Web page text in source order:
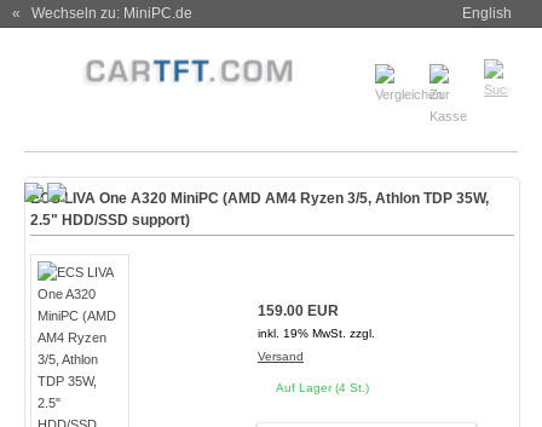
« Wechseln zu: MiniPC.de English
ECS LIVA One A320 MiniPC (AMD AM4 Ryzen 3/5, Athlon TDP 35W,
2.5" HDD/SSD support)
159.00 EUR
inkl. 19% MwSt. zzgl.
Versand
Auf Lager (4 St.)